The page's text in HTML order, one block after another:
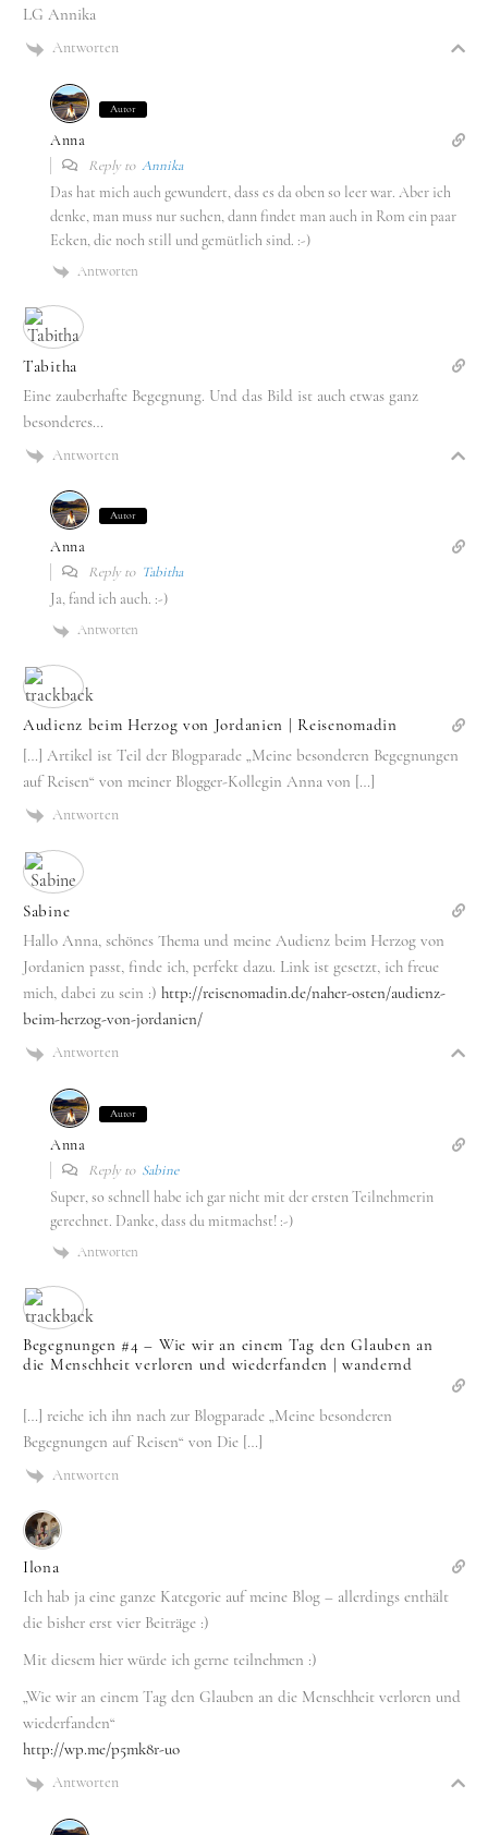
LG Annika
Antworten
Autor
Anna
Reply to Annika
Das hat mich auch gewundert, dass es da oben so leer war. Aber ich
denke, man muss nur suchen, dann findet man auch in Rom ein paar
Ecken, die noch still und gemütlich sind. :-)
Antworten
Tabitha
Eine zauberhafte Begegnung. Und das Bild ist auch etwas ganz
besonderes…
Antworten
Autor
Anna
Reply to Tabitha
Ja, fand ich auch. :-)
Antworten
Audienz beim Herzog von Jordanien | Reisenomadin
[…] Artikel ist Teil der Blogparade „Meine besonderen Begegnungen
auf Reisen“ von meiner Blogger-Kollegin Anna von […]
Antworten
Sabine
Hallo Anna, schönes Thema und meine Audienz beim Herzog von
Jordanien passt, finde ich, perfekt dazu. Link ist gesetzt, ich freue
mich, dabei zu sein :) http://reisenomadin.de/naher-osten/audienz-
beim-herzog-von-jordanien/
Antworten
Autor
Anna
Reply to Sabine
Super, so schnell habe ich gar nicht mit der ersten Teilnehmerin
gerechnet. Danke, dass du mitmachst! :-)
Antworten
Begegnungen #4 – Wie wir an einem Tag den Glauben an
die Menschheit verloren und wiederfanden | wandernd
[…] reiche ich ihn nach zur Blogparade „Meine besonderen
Begegnungen auf Reisen“ von Die […]
Antworten
Ilona
Ich hab ja eine ganze Kategorie auf meine Blog – allerdings enthält
die bisher erst vier Beiträge :)
Mit diesem hier würde ich gerne teilnehmen :)
„Wie wir an einem Tag den Glauben an die Menschheit verloren und
wiederfanden“
http://wp.me/p5mk8r-uo
Antworten